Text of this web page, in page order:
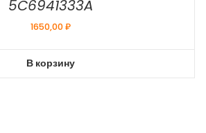
5C6941333A
1650,00₽
В корзину